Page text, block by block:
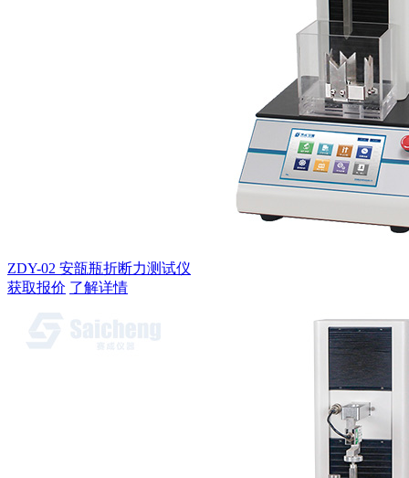
ZDY-02 安瓿瓶折断力测试仪
获取报价 了解详情